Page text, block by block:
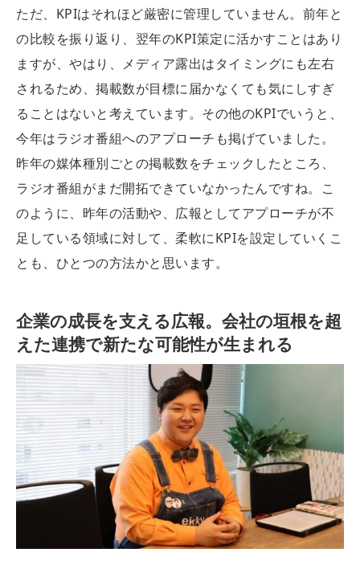
ただ、KPIはそれほど厳密に管理していません。前年と
の比較を振り返り、翌年のKPI策定に活かすことはあり
ますが、やはり、メディア露出はタイミングにも左右
されるため、掲載数が目標に届かなくても気にしすぎ
ることはないと考えています。その他のKPIでいうと、
今年はラジオ番組へのアプローチも掲げていました。
昨年の媒体種別ごとの掲載数をチェックしたところ、
ラジオ番組がまだ開拓できていなかったんですね。こ
のように、昨年の活動や、広報としてアプローチが不
足している領域に対して、柔軟にKPIを設定していくこ
とも、ひとつの方法かと思います。
企業の成長を支える広報。会社の垣根を超
えた連携で新たな可能性が生まれる